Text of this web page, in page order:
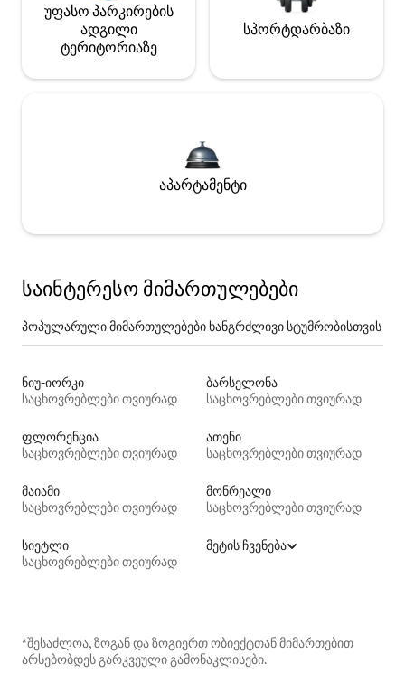
უფასო პარკირების
ადგილი
ტერიტორიაზე
სპორტდარბაზი
აპარტამენტი
საინტერესო მიმართულებები
პოპულარული მიმართულებები ხანგრძლივი სტუმრობისთვის
ნიუ-იორკი
საცხოვრებლები თვიურად
ბარსელონა
საცხოვრებლები თვიურად
ფლორენცია
საცხოვრებლები თვიურად
ათენი
საცხოვრებლები თვიურად
მაიამი
საცხოვრებლები თვიურად
მონრეალი
საცხოვრებლები თვიურად
სიეტლი
საცხოვრებლები თვიურად
მეტის ჩვენება
*შესაძლოა, ზოგან და ზოგიერთ ობიექტთან მიმართებით
არსებობდეს გარკვეული გამონაკლისები.